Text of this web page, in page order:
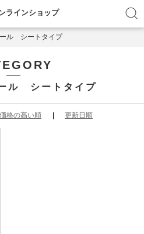
ラインショップ
ル シートタイプ
ル シートタイプ
価格の高い順 更新日順